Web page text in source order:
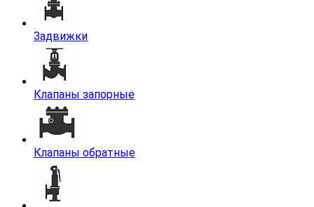
Задвижки
Клапаны запорные
Клапаны обратные